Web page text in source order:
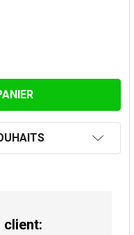
2MM ACIER,
DE RÉDUCTION
client: